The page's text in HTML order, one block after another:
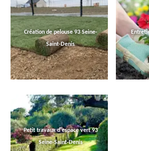
Création de pelouse 93 Seine-
Saint-Denis
Petit travaux d'espace vert 93
Seine-Saint-Denis